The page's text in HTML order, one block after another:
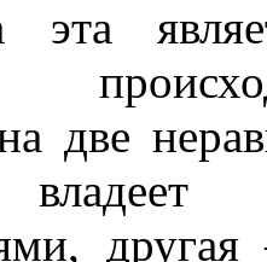
эта
две